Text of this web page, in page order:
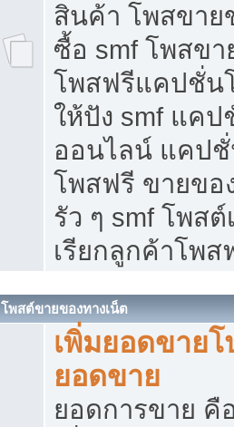
สินค้า โพสขาย
ซื้อ smf โพสข
โพสฟรีแคปชั่น
ให้ปัง smf แค
ออนไลน์ แคป
โพสฟรี ขายขอ
รัว ๆ smf โพส
เรียกลูกค้าโพส
โพสต์ขายของทางเน็ต
เพิ่มยอดขาย
ยอดขาย
ยอดการขาย คื